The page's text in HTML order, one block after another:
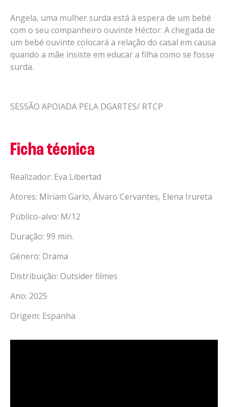
Angela, uma mulher surda está à espera de um bebé
com o seu companheiro ouvinte Héctor. A chegada de
um bebé ouvinte colocará a relação do casal em causa
quando a mãe insiste em educar a filha como se fosse
surda.
SESSÃO APOIADA PELA DGARTES/ RTCP
Ficha técnica
Realizador: Eva Libertad
Atores: Miriam Garlo, Álvaro Cervantes, Elena Irureta
Público-alvo: M/12
Duração: 99 min.
Género: Drama
Distribuição: Outsider filmes
Ano: 2025
Origem: Espanha